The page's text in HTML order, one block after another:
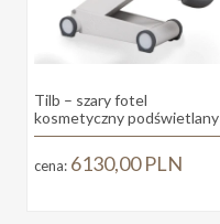
Tilb – szary fotel
kosmetyczny podświetlany
cena: 6130,00PLN